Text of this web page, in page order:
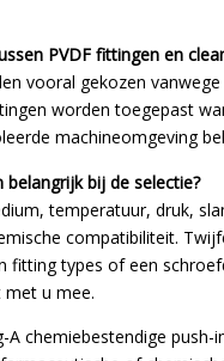
PVDF fittingen en
vooral gekozen
worden toegepast
machineomgeving
belangrijk bij de selectie?
temperatuur, druk,
compatibiliteit.
fitting types of een
met u mee.
A chemiebestendige push-